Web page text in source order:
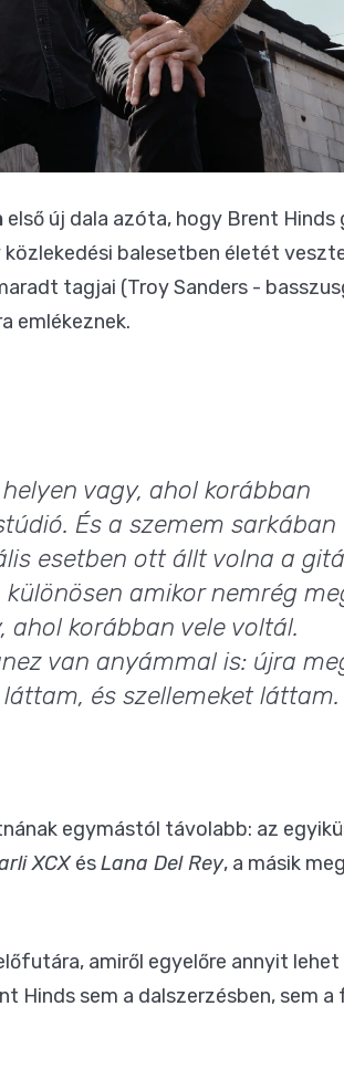
első új dala azóta, hogy Brent
balesetben életét
tagjai (Troy Sanders -
emlékeznek.
vagy, ahol korábban
És a szemem sarkában
esetben ott állt volna a
amikor nemrég
ahol korábban vele voltál.
van anyámmal is: újra
és szellemeket láttam.
egymástól távolabb: az
XCXésLana Del Rey, a másik
amiről egyelőre annyit
Hinds sem a dalszerzésben, sem